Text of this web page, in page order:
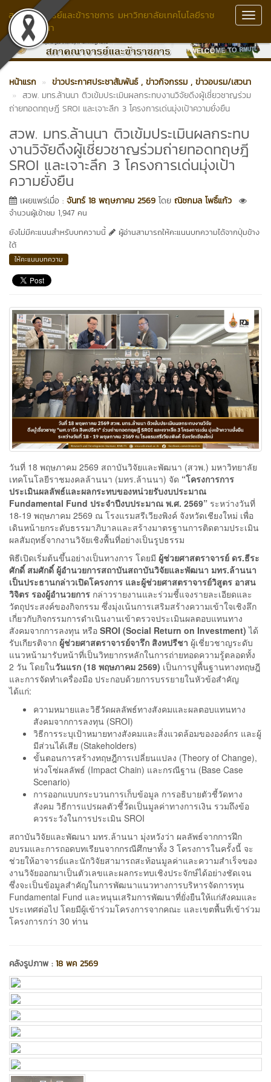
สภาคณาจารย์และข้าราชการ มหาวิทยาลัยเทคโนโลยีราช
มงคลล้านนา
หน้าแรก ข่าวประกาศประชาสัมพันธ์ , ข่าวกิจกรรม , ข่าวอบรม/เสวนา
สวพ. มทร.ล้านนา ติวเข้มประเมินผลกระทบงานวิจัยดึงผู้เชี่ยวชาญร่วม
ถ่ายทอดทฤษฎี SROI และเจาะลึก 3 โครงการเด่นมุ่งเป้าความยั่งยืน
สวพ. มทร.ล้านนา ติวเข้มประเมินผลกระทบ
งานวิจัยดึงผู้เชี่ยวชาญร่วมถ่ายทอดทฤษฎี
SROI และเจาะลึก 3 โครงการเด่นมุ่งเป้า
ความยั่งยืน
เผยแพร่เมื่อ : จันทร์ 18 พฤษภาคม 2569 โดย ณิชกมล โพธิ์แก้ว
จำนวนผู้เข้าชม 1,947 คน
ยังไม่มีคะแนนสำหรับบทความนี้
ผู้อ่านสามารถให้คะแนนบทความได้จากปุ่มข้าง
ใต้
ให้คะแนนบทความ
วันที่ 18 พฤษภาคม 2569 สถาบันวิจัยและพัฒนา (สวพ.) มหาวิทยาลัย
เทคโนโลยีราชมงคลล้านนา (มทร.ล้านนา) จัด “โครงการการ
ประเมินผลลัพธ์และผลกระทบของหน่วยรับงบประมาณ
Fundamental Fund ประจำปีงบประมาณ พ.ศ. 2569” ระหว่างวันที่
18-19 พฤษภาคม 2569 ณ โรงแรมสรีเวียงพิงค์ จังหวัดเชียงใหม่ เพื่อ
เดินหน้ายกระดับธรรมาภิบาลและสร้างมาตรฐานการติดตามประเมิน
ผลสัมฤทธิ์จากงานวิจัยเชิงพื้นที่อย่างเป็นรูปธรรม
พิธีเปิดเริ่มต้นขึ้นอย่างเป็นทางการ โดยมี ผู้ช่วยศาสตราจารย์ ดร.ธีระ
ศักดิ์ สมศักดิ์ ผู้อำนวยการสถาบันสถาบันวิจัยและพัฒนา มทร.ล้านนา
เป็นประธานกล่าวเปิดโครงการ และผู้ช่วยศาสตราจารย์วิสูตร อาสน
วิจิตร รองผู้อำนวยการ กล่าวรายงานและร่วมชี้แจงรายละเอียดและ
วัตถุประสงค์ของกิจกรรม ซึ่งมุ่งเน้นการเสริมสร้างความเข้าใจเชิงลึก
เกี่ยวกับกิจกรรมการดำเนินงานเข้าตรวจประเมินผลตอบแทนทาง
สังคมจากการลงทุน หรือ SROI (Social Return on Investment) ได้
รับเกียรติจาก ผู้ช่วยศาสตราจารย์จารึก สิงหปรีชา ผู้เชี่ยวชาญระดับ
แนวหน้ามารับหน้าที่เป็นวิทยากรหลักในการถ่ายทอดความรู้ตลอดทั้ง
2 วัน โดยในวันแรก (18 พฤษภาคม 2569) เป็นการปูพื้นฐานทางทฤษฎี
และการจัดทำเครื่องมือ ประกอบด้วยการบรรยายในหัวข้อสำคัญ
ได้แก่:
ความหมายและวิธีวัดผลลัพธ์ทางสังคมและผลตอบแทนทาง
สังคมจากการลงทุน (SROI)
วิธีการระบุเป้าหมายทางสังคมและสิ่งแวดล้อมขององค์กร และผู้
มีส่วนได้เสีย (Stakeholders)
ขั้นตอนการสร้างทฤษฎีการเปลี่ยนแปลง (Theory of Change),
ห่วงโซ่ผลลัพธ์ (Impact Chain) และกรณีฐาน (Base Case
Scenario)
การออกแบบกระบวนการเก็บข้อมูล การอธิบายตัวชี้วัดทาง
สังคม วิธีการแปรผลตัวชี้วัดเป็นมูลค่าทางการเงิน รวมถึงข้อ
ควรระวังในการประเมิน SROI
สถาบันวิจัยและพัฒนา มทร.ล้านนา มุ่งหวังว่า ผลลัพธ์จากการฝึก
อบรมและการถอดบทเรียนจากกรณีศึกษาทั้ง 3 โครงการในครั้งนี้ จะ
ช่วยให้อาจารย์และนักวิจัยสามารถสะท้อนมูลค่าและความสำเร็จของ
งานวิจัยออกมาเป็นตัวเลขและผลกระทบเชิงประจักษ์ได้อย่างชัดเจน
ซึ่งจะเป็นข้อมูลสำคัญในการพัฒนาแนวทางการบริหารจัดการทุน
Fundamental Fund และหนุนเสริมการพัฒนาที่ยั่งยืนให้แก่สังคมและ
ประเทศต่อไป โดยมีผู้เข้าร่วมโครงการจากคณะ และเขตพื้นที่เข้าร่วม
โครงการกว่า 30 ท่าน
คลังรูปภาพ :18 พค 2569